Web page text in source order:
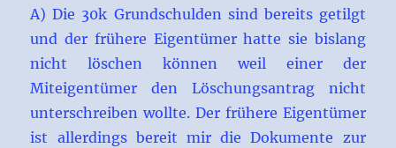
A) Die 30k Grundschulden sind bereits getilgt
und der frühere Eigentümer hatte sie bislang
nicht löschen können weil einer der
Miteigentümer den Löschungsantrag nicht
unterschreiben wollte. Der frühere Eigentümer
ist allerdings bereit mir die Dokumente zur